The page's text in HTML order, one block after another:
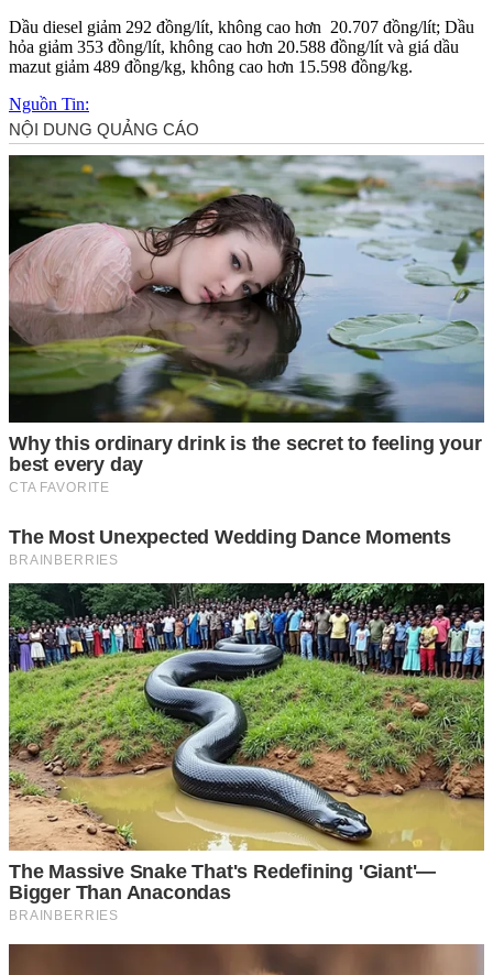
Dầu di‌esel giảm 292 đồng/lít, không cao hơn 20.707 đồng/lít; Dầu
hỏa giảm 353 đồng/lít, không cao hơn 20.588 đồng/lít và giá dầu
mazut giảm 489 đồng/kg, không cao hơn 15.598 đồng/kg.
Nguồn Tin: